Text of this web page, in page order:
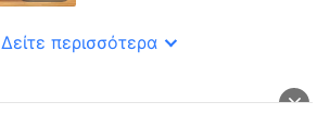
Δείτε περισσότερα